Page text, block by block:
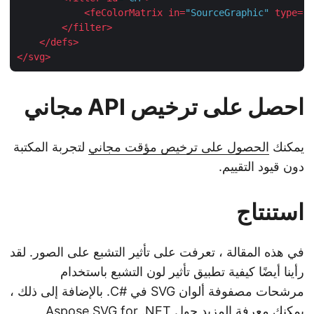
<feColorMatrix in="SourceGraphic" type
</filter
</defs
</svg
احصل على ترخيص API مجاني
يمكنكالحصول على ترخيص مؤقت مجانيلتجربة المكتبة
دون قيود التقييم.
استنتاج
في هذه المقالة ، تعرفت على تأثير التشبع على الصور. لقد
رأينا أيضًا كيفية تطبيق تأثير لون التشبع باستخدام
مرشحات مصفوفة ألوان SVG في #C. بالإضافة إلى ذلك ،
يمكنك معرفة المزيد حول Aspose.SVG for .NET